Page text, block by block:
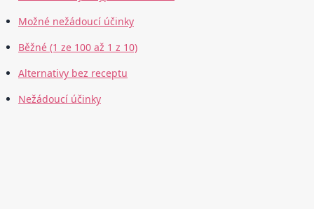
Možné nežádoucí účinky
Běžné (1 ze 100 až 1 z 10)
Alternativy bez receptu
Nežádoucí účinky